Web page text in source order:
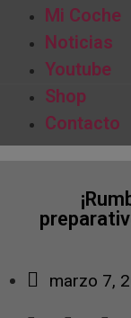
Mi Coche
Noticias
Youtube
Shop
Contacto
marzo 7,